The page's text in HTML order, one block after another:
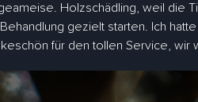
Holzschädling, weil die
gezielt starten. Ich
für den tollen Service,